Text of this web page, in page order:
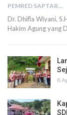
PEMRED SAPTARIUS
Dr. Dhifla Wiyani,
Hakim Agung yang
8